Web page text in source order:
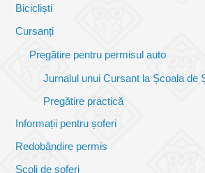
Bicicliști
Cursanți
Pregătire pentru permisul auto
Jurnalul unui Cursant la Școala de
Pregătire practică
Informații pentru șoferi
Redobândire permis
Școli de șoferi